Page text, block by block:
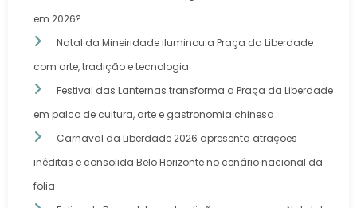
em 2026?
Natal da Mineiridade iluminou a Praça da Liberdade
com arte, tradição e tecnologia
Festival das Lanternas transforma a Praça da Liberdade
em palco de cultura, arte e gastronomia chinesa
Carnaval da Liberdade 2026 apresenta atrações
inéditas e consolida Belo Horizonte no cenário nacional da
folia